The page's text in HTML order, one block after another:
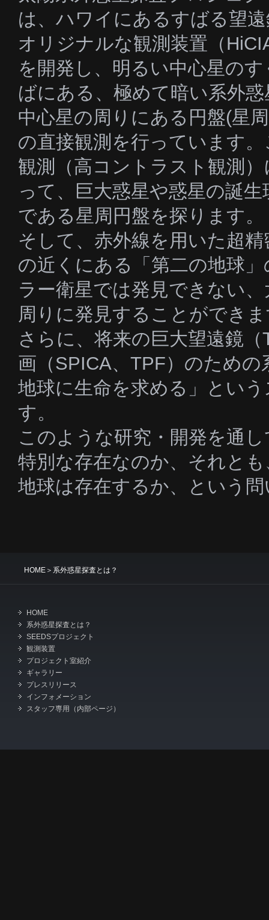
は、ハワイにあるすばる望
オリジナルな観測装置（
を開発し、明るい中心星のす
ばにある、極めて暗い系外惑
中心星の周りにある円盤(星
の直接観測を行っています
観測（高コントラスト観測）
って、巨大惑星や惑星の誕生
である星周円盤を探ります。
そして、赤外線を用いた超
の近くにある「第二の地球
ラー衛星では発見できない
周りに発見することができ
さらに、将来の巨大望遠鏡
画（SPICA、TPF）のため
地球に生命を求める」とい
す。
このような研究・開発を通
特別な存在なのか、それと
地球は存在するか、という
HOME ＞系外惑星探査とは？
HOME
系外惑星探査とは？
SEEDSプロジェクト
観測装置
プロジェクト室紹介
ギャラリー
プレスリリース
インフォメーション
スタッフ専用（内部ページ）